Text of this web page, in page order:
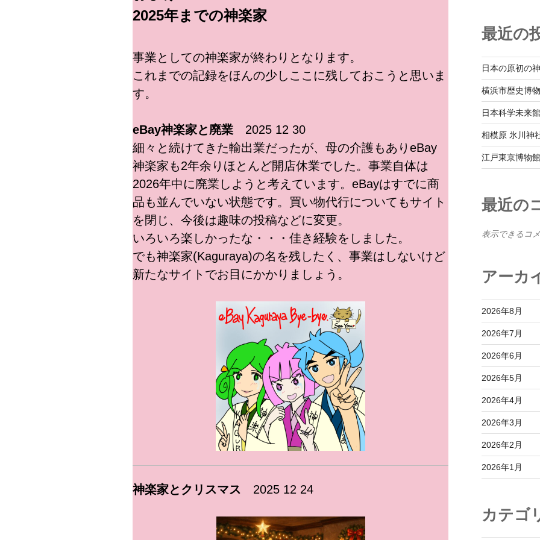
2025年までの神楽家
事業としての神楽家が終わりとなります。
これまでの記録をほんの少しここに残しておこうと思いま
す。
eBay神楽家と廃業 2025 12 30
細々と続けてきた輸出業だったが、母の介護もありeBay
神楽家も2年余りほとんど開店休業でした。事業自体は
2026年中に廃業しようと考えています。eBayはすでに商
品も並んでいない状態です。買い物代行についてもサイト
を閉じ、今後は趣味の投稿などに変更。
いろいろ楽しかったな・・・佳き経験をしました。
でも神楽家(Kaguraya)の名を残したく、事業はしないけど
新たなサイトでお目にかかりましょう。
神楽家とクリスマス 2025 12 24
最近の
日本の原初の
横浜市歴史博
日本科学未来
相模原 氷川神
江戸東京博物
最近の
表示できるコ
アーカ
2026年8月
2026年7月
2026年6月
2026年5月
2026年4月
2026年3月
2026年2月
2026年1月
カテゴ